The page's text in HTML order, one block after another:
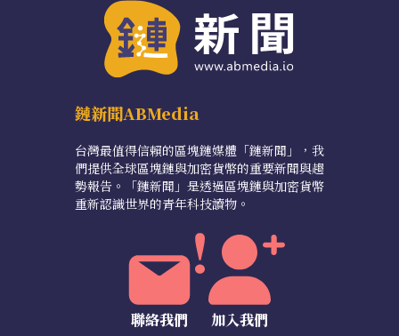
鏈新聞ABMedia
台灣最值得信賴的區塊鏈媒體「鏈新聞」，我
們提供全球區塊鏈與加密貨幣的重要新聞與趨
勢報告。「鏈新聞」是透過區塊鏈與加密貨幣
重新認識世界的青年科技讀物。
聯絡我們 加入我們